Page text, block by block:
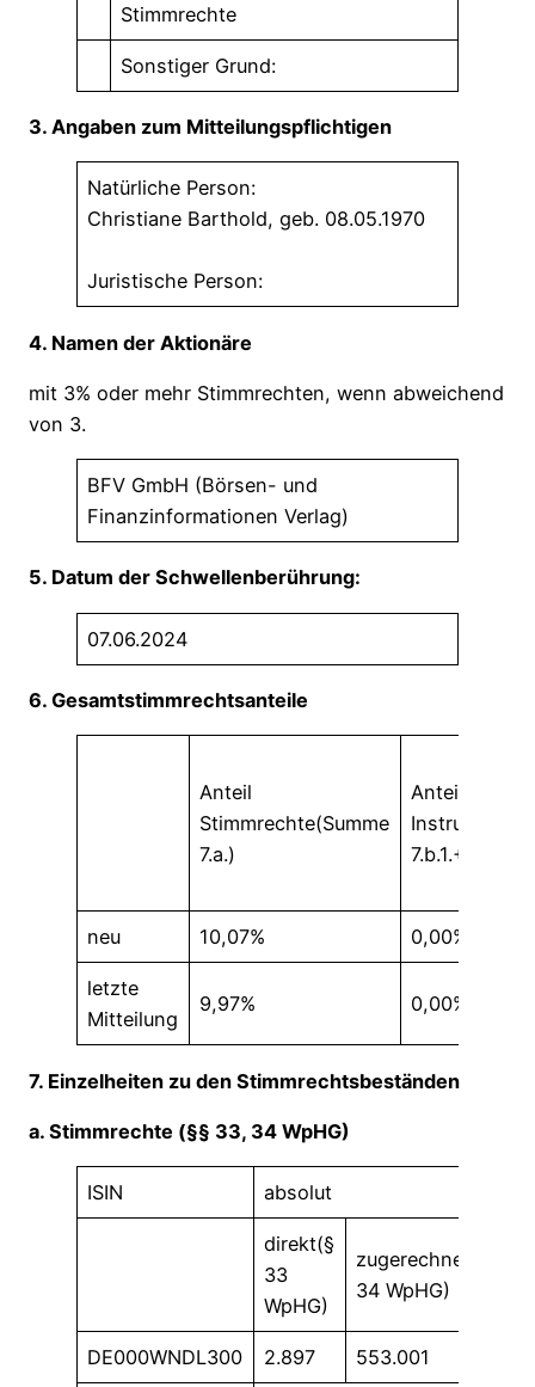
Stimmrechte
Sonstiger Grund:
3. Angaben zum Mitteilungspflichtigen
Natürliche Person:
Christiane Barthold, geb. 08.05.1970
Juristische Person:
4. Namen der Aktionäre
mit 3% oder mehr Stimmrechten, wenn abweichend
von 3.
BFV GmbH (Börsen- und
Finanzinformationen Verlag)
5. Datum der Schwellenberührung:
07.06.2024
6. Gesamtstimmrechtsanteile
Anteil
Stimmrechte(Summe
7.a.)
Anteil
7.b.1.+ 7.b.2.)
neu 10,07% 0,00%
letzte
Mitteilung
9,97% 0,00%
7. Einzelheiten zu den Stimmrechtsbeständen
a. Stimmrechte (§§ 33, 34 WpHG)
ISIN absolut
direkt(§
33
WpHG)
zugerechnet(§
34 WpHG)
DE000WNDL300 2.897 553.001